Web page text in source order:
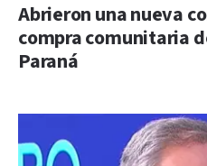
Abrieron una nueva
compra comunitaria
Paraná